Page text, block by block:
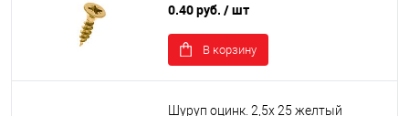
0.40 руб. / шт
В корзину
Шуруп оцинк. 2,5х 25 желтый